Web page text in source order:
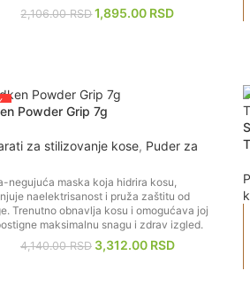
2,106.00RSD 1,895.00 RSD
Powder Grip 7g
za stilizovanje kose, Puder za
4,140.00RSD 3,312.00 RSD
negujuća maska koja hidrira kosu,
naelektrisanost i pruža zaštitu od
Trenutno obnavlja kosu i omogućava joj
maksimalnu snagu i zdrav izgled.